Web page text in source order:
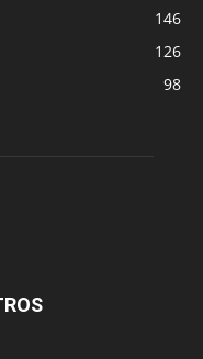
146
126
98